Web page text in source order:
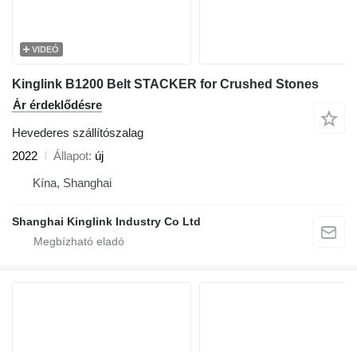
VIDEÓ
Kinglink B1200 Belt STACKER for Crushed Stones
Ár érdeklődésre
Hevederes szállítószalag
2022
Állapot új
Kína, Shanghai
Shanghai Kinglink Industry Co Ltd